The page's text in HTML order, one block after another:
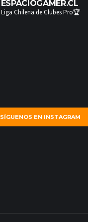
ESPACIOGAMER.CL
Liga Chilena de Clubes Pro🏆
SÍGUENOS EN INSTAGRAM